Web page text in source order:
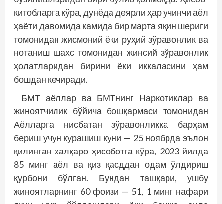
китобларга кўра, дунёда деярли ҳар учинчи аёл
ҳаёти давомида камида бир марта яқин шериги
томонидан жисмоний ёки руҳий зўравонлик ва
нотаниш шахс томонидан жинсий зўравонлик
ҳолатларидан бирини ёки иккаласини ҳам
бошдан кечиради.
БМТ аёллар ва БМТнинг Наркотиклар ва
жиноятчилик бўйича бошқармаси томонидан
Аёлларга нисбатан зўравонликка барҳам
бериш учун курашиш куни — 25 ноябрда эълон
қилинган халқаро ҳисоботга кўра, 2023 йилда
85 минг аёл ва қиз қасддан одам ўлдириш
қурбони бўлган. Бундан ташқари, ушбу
жиноятларнинг 60 фоизи — 51, 1 минг нафари